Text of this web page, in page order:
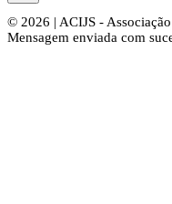
© 2026 | ACIJS -
Mensagem enviada com